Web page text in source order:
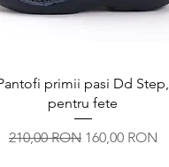
Afișare rapidă
primii pasi Dd Step,
pentru fete
Preț normal
210,00 RON Preț redus
160,00 RON